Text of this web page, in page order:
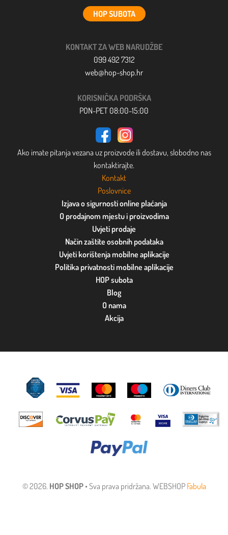
HOP SUBOTA
KONTAKT ZA WEB NARUDŽBE
099 492 7312
web@hop-shop.hr
KORISNIČKA PODRŠKA
PON-PET 08:00-15:00
Ako imate pitanja vezana uz proizvode ili dostavu, slobodno nas
kontaktirajte.
Kontakt
Poslovnice
Izjava o sigurnosti online plaćanja
O prodajnom mjestu i proizvodima
Uvjeti prodaje
Način zaštite osobnih podataka
Uvjeti korištenja mobilne aplikacije
Politika privatnosti mobilne aplikacije
HOP subota
Blog
O nama
Akcija
© 2026. HOP SHOP• Sva prava pridržana. WEBSHOP Fabula